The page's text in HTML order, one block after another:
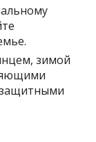
зимой